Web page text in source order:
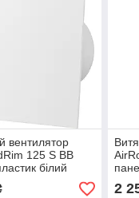
вентилятор
125 S BB
білий
год 14Вт
2